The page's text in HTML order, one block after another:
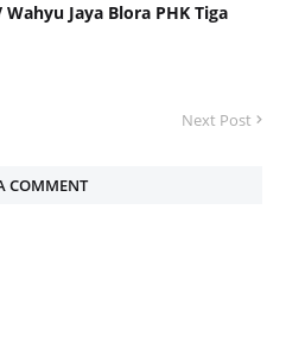
Jaya Blora PHK Tiga
Next Post
COMMENT